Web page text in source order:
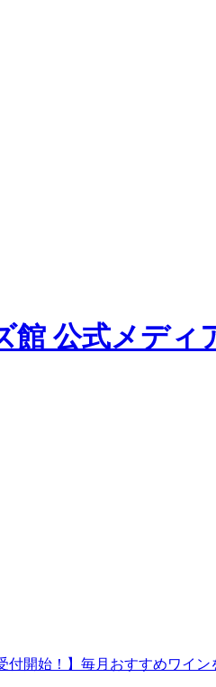
館 公式メディ
付開始！】毎月おすすめワイ